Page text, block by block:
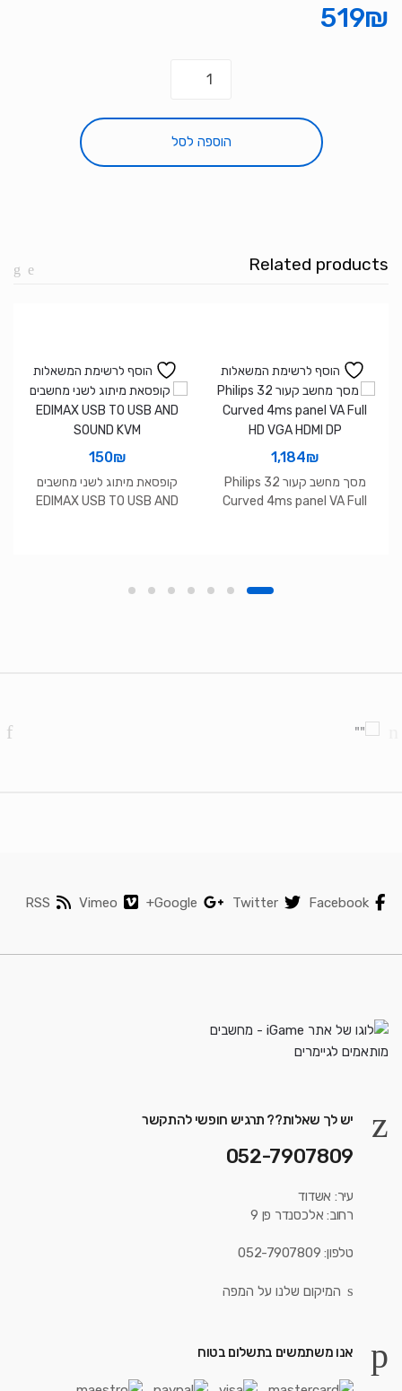
519₪
מסך
מחשב
הוספה לסל
Related products
הוסף לרשימת המשאלות
1,184₪
מסך מחשב קעור Philips 32
Curved 4ms panel VA Full
הוסף לרשימת המשאלות
150₪
קופסאת מיתוג לשני מחשבים
EDIMAX USB TO USB AND
Facebook
Twitter
Google+
Vimeo
RSS
יש לך שאלות?? תרגיש חופשי להתקשר
052-7907809
עיר: אשדוד
רחוב: אלכסנדר פן 9
טלפון: 052-7907809
המיקום שלנו על המפה
אנו משתמשים בתשלום בטוח